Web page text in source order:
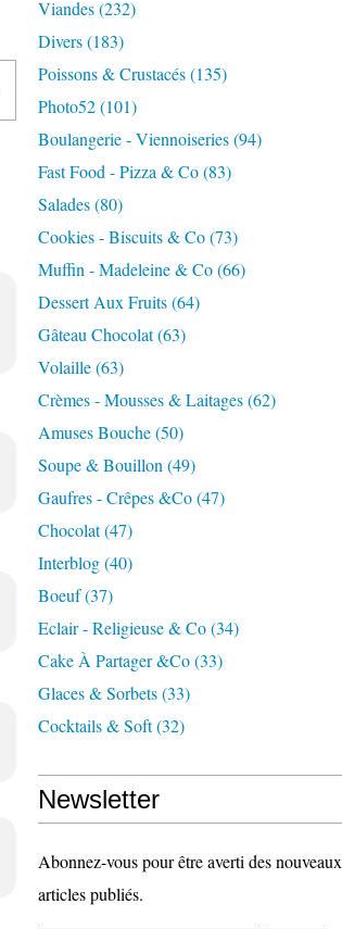
Viandes(232)
Divers(183)
Poissons & Crustacés(135)
Photo52(101)
Boulangerie - Viennoiseries(94)
Fast Food - Pizza & Co(83)
Salades(80)
Cookies - Biscuits & Co(73)
Muffin - Madeleine & Co(66)
Dessert Aux Fruits(64)
Gâteau Chocolat(63)
Volaille(63)
Crèmes - Mousses & Laitages(62)
Amuses Bouche(50)
Soupe & Bouillon (49)
Gaufres - Crêpes &co(47)
Chocolat(47)
Interblog(40)
Boeuf(37)
Eclair - Religieuse & Co(34)
Cake À Partager &co(33)
Glaces & Sorbets(33)
Cocktails & Soft(32)
Newsletter
Abonnez-vous pour être averti des nouveaux
articles publiés.